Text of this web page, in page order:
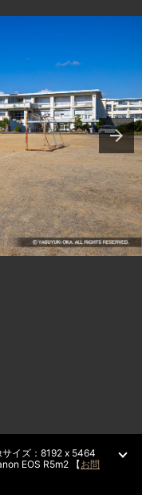
イズ：8192 x 5464
EOS R5m2 【お問